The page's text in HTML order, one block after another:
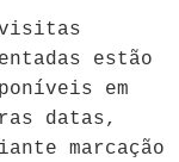
estão
em
datas,
marcação